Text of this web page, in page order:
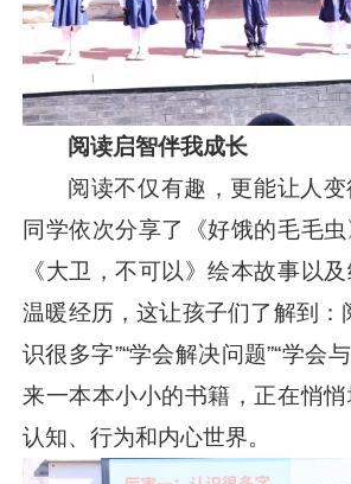
阅读启智伴我成长
阅读不仅有趣，更能让人
同学依次分享了《好饿的毛毛虫
《大卫，不可以》绘本故事以
温暖经历，这让孩子们了解到：
识很多字”“学会解决问题”“学会
来一本本小小的书籍，正在悄
认知、行为和内心世界。